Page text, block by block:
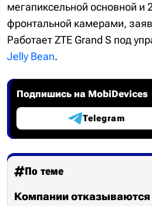
мегапиксельной основной и
фронтальной камерами,
Работает ZTE Grand S под
Jelly Bean.
Подпишись на MobiDevices
Telegram
По теме
Компании отказываются